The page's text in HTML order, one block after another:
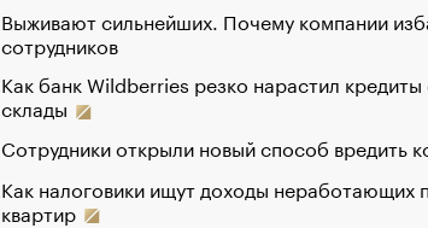
Выживают сильнейших. Почему компании
сотрудников
Как банк Wildberries резко нарастил
склады
Сотрудники открыли новый способ вредить
Как налоговики ищут доходы неработающих
квартир